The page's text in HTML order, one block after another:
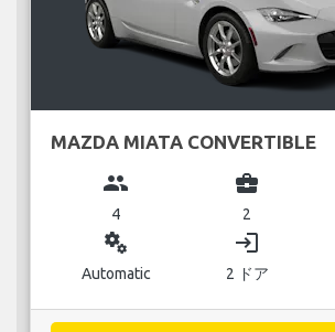
MAZDA MIATA CONVERTIBLE
group
4
business_center
2
miscellaneous_services
Automatic
login
2 ドア